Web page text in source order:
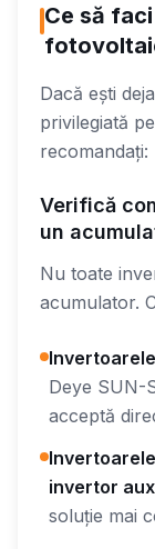
Ce să
Dacă ești
privilegiată
recomandați:
Verifică
un
Nu toate
acumulator.
Deye SUN-
acceptă
invertor
soluție mai